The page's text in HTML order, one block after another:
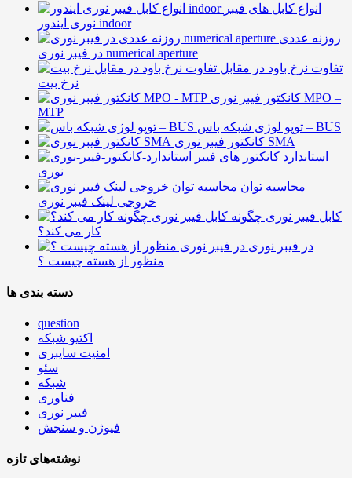
انواع کابل های فیبر
نوری ایندور indoor
روزنه عددی
در فیبر نوری numerical aperture
تفاوت نرخ باود در مقابل
نرخ بیت
کانکتور فیبر نوری MPO –
MTP
توپو لوژی شبکه باس – BUS
کانکتور فیبر نوری SMA
استاندارد کانکتور های فیبر
نوری
محاسبه توان
خروجی لینک فیبر نوری
کابل فیبر نوری چگونه
کار می کند؟
در فیبر نوری
منظور از هسته چیست ؟
دسته بندی ها
question
اکتیو شبکه
امنیت سایبری
سئو
شبکه
فناوری
فیبر نوری
فیوژن و سنجش
نوشته‌های تازه